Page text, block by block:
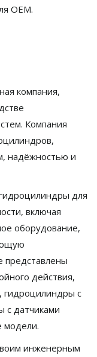
OEM.
компания,
Компания
надёжностью и
для
включая
оборудование,
представлены
действия,
гидроцилиндры с
с датчиками
модели.
инженерным